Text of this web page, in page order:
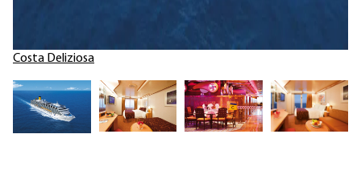
Costa Deliziosa